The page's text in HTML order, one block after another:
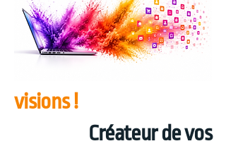
visions !
Créateur de vos